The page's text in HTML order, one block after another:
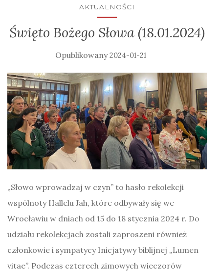
AKTUALNOŚCI
Święto Bożego Słowa (18.01.2024)
2024-01-21
„Słowo wprowadzaj w czyn” to hasło rekolekcji
wspólnoty Hallelu Jah, które odbywały się we
Wrocławiu w dniach od 15 do 18 stycznia 2024 r. Do
udziału rekolekcjach zostali zaproszeni również
członkowie i sympatycy Inicjatywy biblijnej „Lumen
vitae”. Podczas czterech zimowych wieczorów